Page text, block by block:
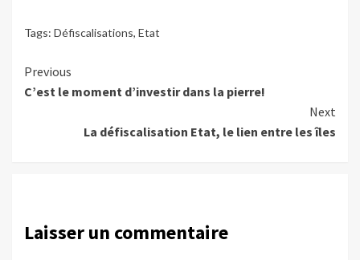
Tags: Défiscalisations, Etat
Continue
Reading
Previous
C’est le moment d’investir dans la pierre!
Next
La défiscalisation Etat, le lien entre les îles
Laisser un commentaire